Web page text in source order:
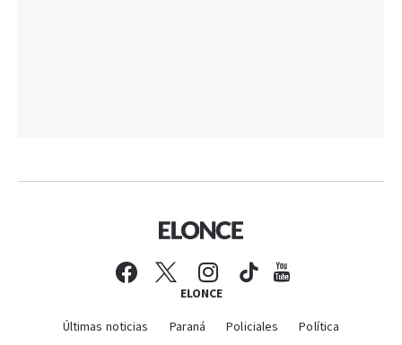
ELONCE
Últimas noticias Paraná Policiales
Política